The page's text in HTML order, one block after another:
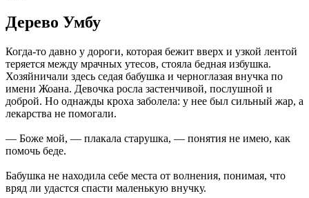
Дерево Умбу
Когда-то давно у дороги, которая бежит вверх и узкой лентой
теряется между мрачных утесов, стояла бедная избушка.
Хозяйничали здесь седая бабушка и черноглазая внучка по
имени Жоана. Девочка росла застенчивой, послушной и
доброй. Но однажды кроха заболела: у нее был сильный жар, а
лекарства не помогали.
— Боже мой, — плакала старушка, — понятия не имею, как
помочь беде.
Бабушка не находила себе места от волнения, понимая, что
вряд ли удастся спасти маленькую внучку.